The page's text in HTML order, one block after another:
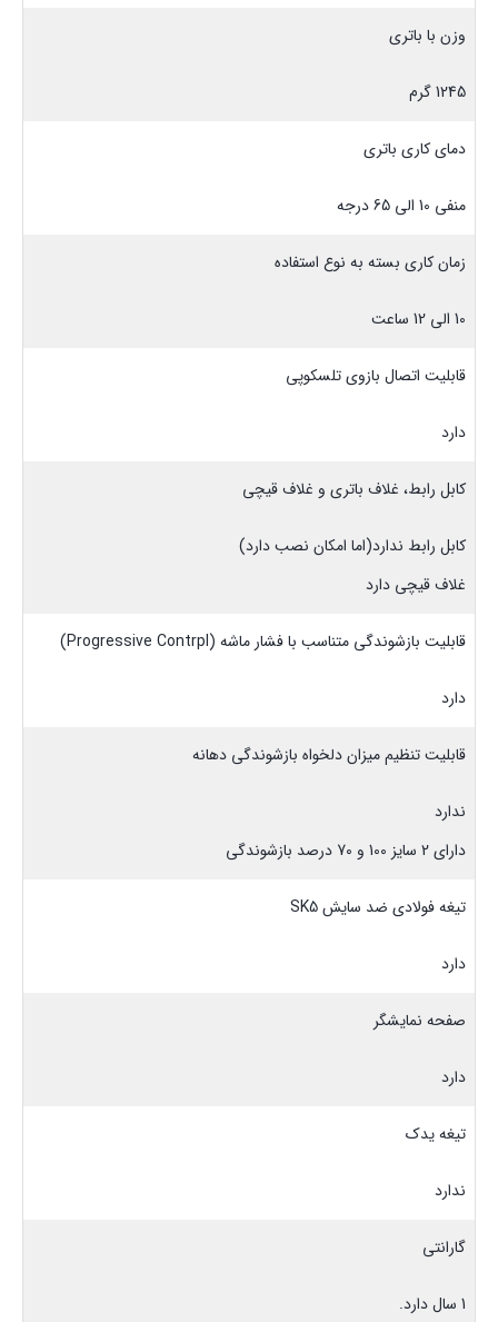
وزن با باتری
1245 گرم
دمای کاری باتری
منفی 10 الی 65 درجه
زمان کاری بسته به نوع استفاده
10 الی 12 ساعت
قابلیت اتصال بازوی تلسکوپی
دارد
کابل رابط، غلاف باتری و غلاف قیچی
کابل رابط ندارد(اما امکان نصب دارد)
غلاف قیچی دارد
قابلیت بازشوندگی متناسب با فشار ماشه (Progressive Contrpl)
دارد
قابلیت تنظیم میزان دلخواه بازشوندگی دهانه
ندارد
دارای 2 سایز 100 و 70 درصد بازشوندگی
تیغه فولادی ضد سایش SK5
دارد
صفحه نمایشگر
دارد
تیغه یدک
ندارد
گارانتی
1 سال دارد.